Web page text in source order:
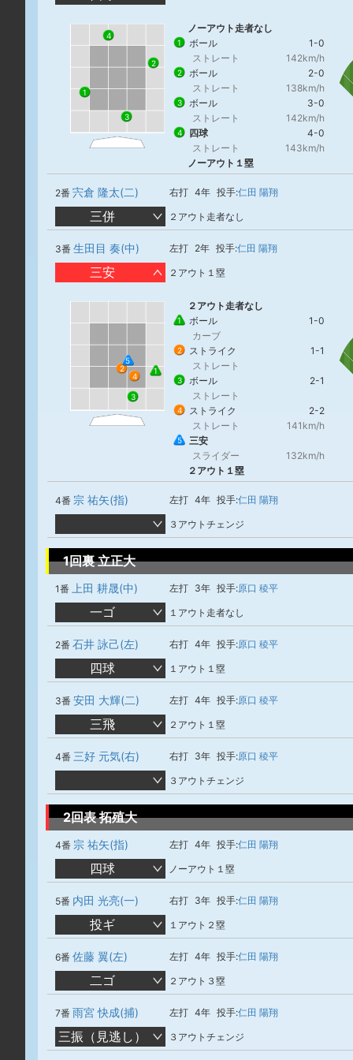
1
2
3
4
ノーアウト走者なし
1 ボール
1-0
ストレート
142km/h
2 ボール
2-0
ストレート
138km/h
3 ボール
3-0
ストレート
142km/h
4 四球
4-0
ストレート
143km/h
ノーアウト１塁
2番 宍倉 隆太(二) 右打 4年 投手:仁田 陽翔
三併 ２アウト走者なし
3番 生田目 奏(中) 左打 2年 投手:仁田 陽翔
三安 ２アウト１塁
1
2
3
4
5
２アウト走者なし
1 ボール
1-0
カーブ
2 ストライク
1-1
ストレート
3 ボール
2-1
ストレート
4 ストライク
2-2
ストレート
141km/h
5
三安
スライダー
132km/h
２アウト１塁
4番 宗 祐矢(指) 左打 4年 投手:仁田 陽翔
３アウトチェンジ
1回裏 立正大
1番 上田 耕晟(中) 左打 3年 投手:原口 稜平
一ゴ １アウト走者なし
2番 石井 詠己(左) 右打 4年 投手:原口 稜平
四球 １アウト１塁
3番 安田 大輝(二) 左打 4年 投手:原口 稜平
三飛 ２アウト１塁
4番 三好 元気(右) 右打 3年 投手:原口 稜平
３アウトチェンジ
2回表 拓殖大
4番 宗 祐矢(指) 左打 4年 投手:仁田 陽翔
四球 ノーアウト１塁
5番 内田 光亮(一) 右打 3年 投手:仁田 陽翔
投ギ １アウト２塁
6番 佐藤 翼(左) 左打 4年 投手:仁田 陽翔
二ゴ ２アウト３塁
7番 雨宮 快成(捕) 左打 4年 投手:仁田 陽翔
三振（見逃し） ３アウトチェンジ